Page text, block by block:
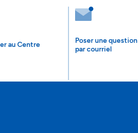
au Centre
Poser une question
par courriel